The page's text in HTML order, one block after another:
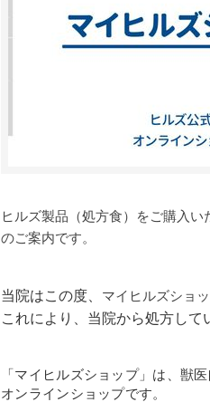
ヒルズ製品（処方食）をご購入
のご案内です。
当院はこの度、 マイヒルズショ
これにより、当院から処方して
「マイヒルズショップ」は、獣
オンラインショップです。